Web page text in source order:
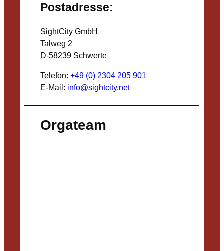
Postadresse:
SightCity GmbH
Talweg 2
D-58239 Schwerte
Telefon: +49 (0) 2304 205 901
E-Mail: info@sightcity.net
Orgateam